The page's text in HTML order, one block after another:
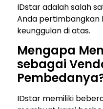
IDstar adalah salah
Anda pertimbangkan
keunggulan di atas.
Mengapa
sebagai
IDstar memiliki